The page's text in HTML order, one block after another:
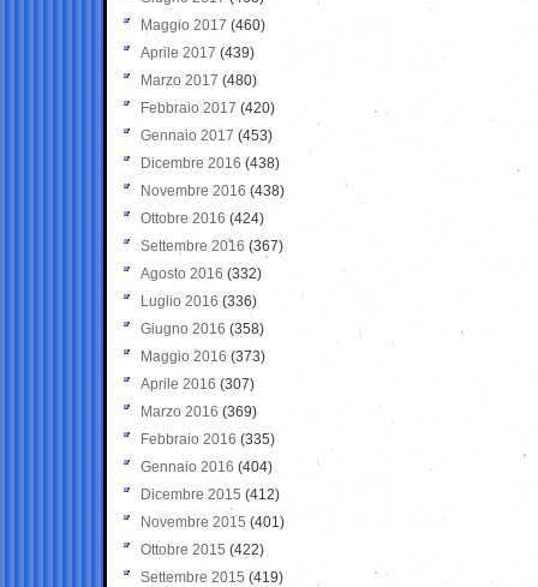
Maggio 2017 (460)
Aprile 2017 (439)
Marzo 2017 (480)
Febbraio 2017 (420)
Gennaio 2017 (453)
Dicembre 2016 (438)
Novembre 2016 (438)
Ottobre 2016 (424)
Settembre 2016 (367)
Agosto 2016 (332)
Luglio 2016 (336)
Giugno 2016 (358)
Maggio 2016 (373)
Aprile 2016 (307)
Marzo 2016 (369)
Febbraio 2016 (335)
Gennaio 2016 (404)
Dicembre 2015 (412)
Novembre 2015 (401)
Ottobre 2015 (422)
Settembre 2015 (419)